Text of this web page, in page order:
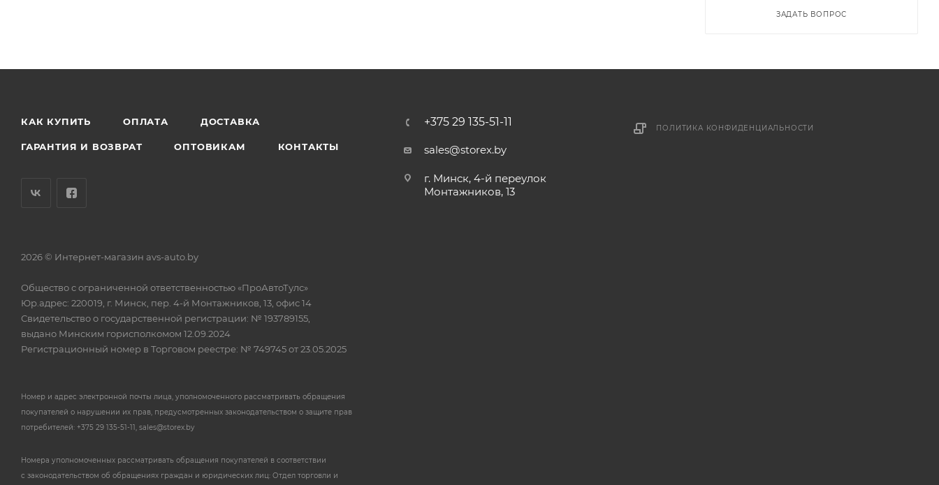
ЗАДАТЬ ВОПРОС
КАК КУПИТЬ ОПЛАТА ДОСТАВКА
ГАРАНТИЯ И ВОЗВРАТ ОПТОВИКАМ КОНТАКТЫ
+375 29 135-51-11
sales@storex.by
г. Минск, 4-й переулок
Монтажников, 13
ПОЛИТИКА КОНФИДЕНЦИАЛЬНОСТИ
2026 © Интернет-магазин avs-auto.by
Общество с ограниченной ответственностью «ПроАвтоТулс»
Юр.адрес: 220019, г. Минск, пер. 4-й Монтажников, 13, офис 14
Свидетельство о государственной регистрации: № 193789155,
выдано Минским горисполкомом 12.09.2024
Регистрационный номер в Торговом реестре: № 749745 от 23.05.2025
Номер и адрес электронной почты лица, уполномоченного рассматривать обращения
покупателей о нарушении их прав, предусмотренных законодательством о защите прав
потребителей: +375 29 135-51-11, sales@storex.by
Номера уполномоченных рассматривать обращения покупателей в соответствии
с законодательством об обращениях граждан и юридических лиц: Отдел торговли и